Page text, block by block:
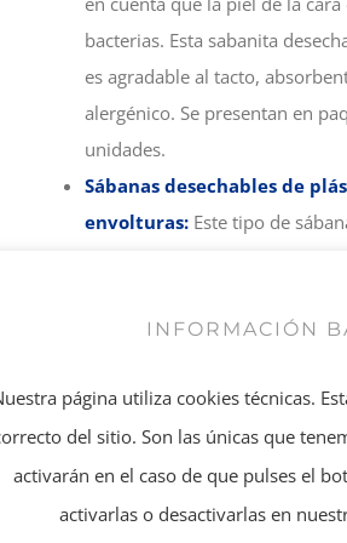
bacterias. Esta sabanita
es agradable al tacto,
alergénico. Se presentan en
unidades.
Sábanas desechables de
envolturas: Este tipo de
utilizan para envolturas
frías, fangos, algas, parafinas,
clínico o estético. Se
unidades con pre corte o en
unidades.
INFORMACIÓN
página utiliza cookies técnicas.
del sitio. Son las únicas que
activarán en el caso de que pulses el
activarlas o desactivarlas en